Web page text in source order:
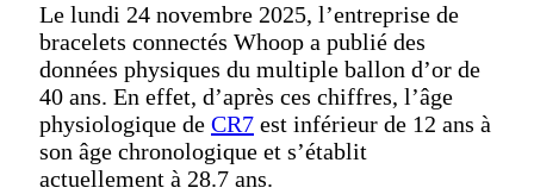
Le lundi 24 novembre 2025, l’entreprise de
bracelets connectés Whoop a publié des
données physiques du multiple ballon d’or de
40 ans. En effet, d’après ces chiffres, l’âge
physiologique de CR7 est inférieur de 12 ans à
son âge chronologique et s’établit
actuellement à 28.7 ans.